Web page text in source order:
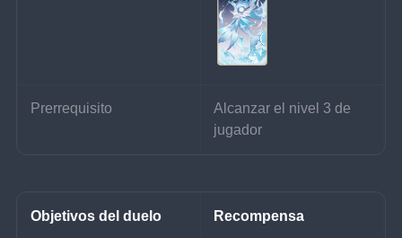
Prerrequisito
Alcanzar el nivel 3 de
jugador
Objetivos del duelo Recompensa